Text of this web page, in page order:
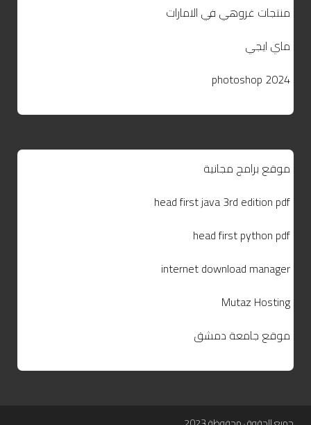
منتجات غروهي في الامارات
ماي ايجي
photoshop 2024
موقع برامج مجانية
head first java 3rd edition pdf
head first python pdf
internet download manager
Mutaz Hosting
موقع جامعة دمشق